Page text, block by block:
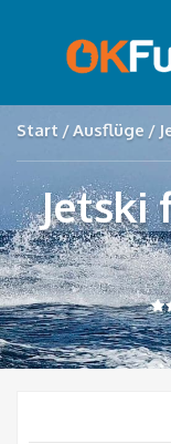
Start Ausflüge
Jetski